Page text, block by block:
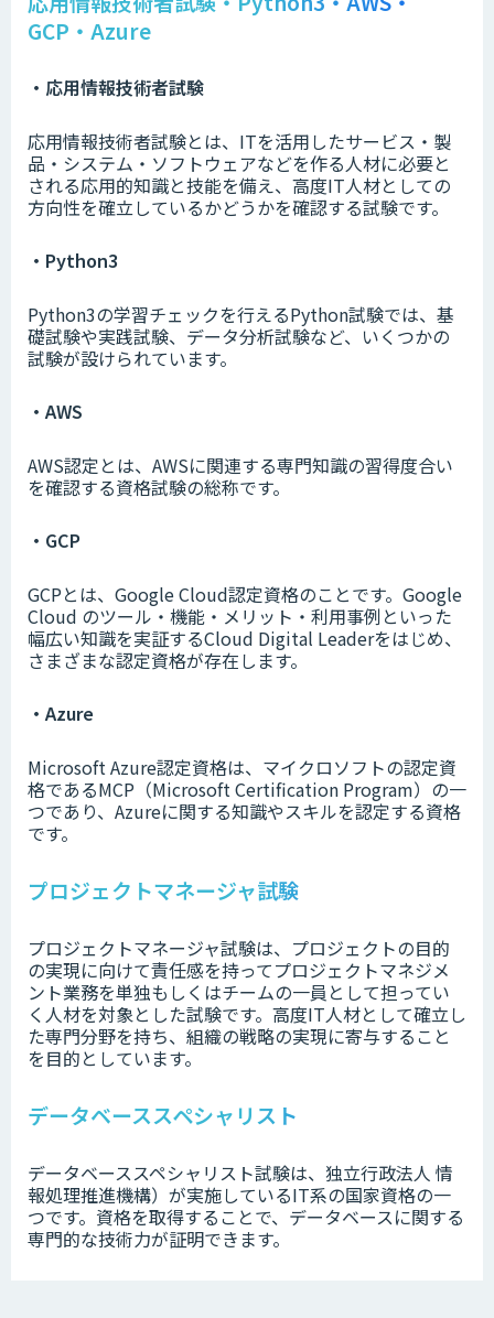
GCP・Azure
・応用情報技術者試験
応用情報技術者試験とは、ITを活用したサービス・製
品・システム・ソフトウェアなどを作る人材に必要と
される応用的知識と技能を備え、高度IT人材としての
方向性を確立しているかどうかを確認する試験です。
・Python3
Python3の学習チェックを行えるPython試験では、基
礎試験や実践試験、データ分析試験など、いくつかの
試験が設けられています。
・AWS
AWS認定とは、AWSに関連する専門知識の習得度合い
を確認する資格試験の総称です。
・GCP
GCPとは、Google Cloud認定資格のことです。Google
Cloud のツール・機能・メリット・利用事例といった
幅広い知識を実証するCloud Digital Leaderをはじめ、
さまざまな認定資格が存在します。
・Azure
Microsoft Azure認定資格は、マイクロソフトの認定資
格であるMCP（Microsoft Certification Program）の一
つであり、Azureに関する知識やスキルを認定する資格
です。
プロジェクトマネージャ試験
プロジェクトマネージャ試験は、プロジェクトの目的
の実現に向けて責任感を持ってプロジェクトマネジメ
ント業務を単独もしくはチームの一員として担ってい
く人材を対象とした試験です。高度IT人材として確立し
た専門分野を持ち、組織の戦略の実現に寄与すること
を目的としています。
データベーススペシャリスト
データベーススペシャリスト試験は、独立行政法人 情
報処理推進機構）が実施しているIT系の国家資格の一
つです。資格を取得することで、データベースに関する
専門的な技術力が証明できます。